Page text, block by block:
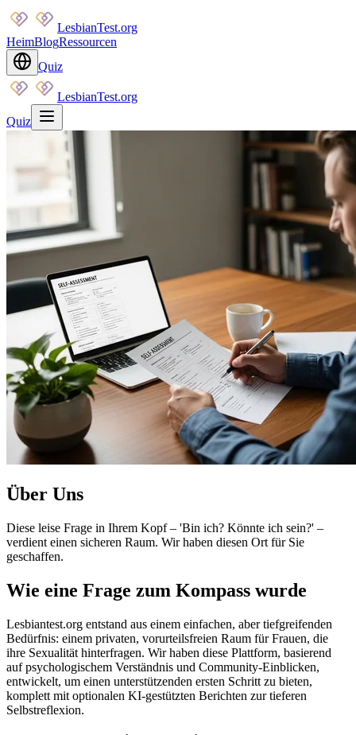
LesbianTest.org
HeimBlogRessourcen
Quiz
LesbianTest.org
Quiz
Über Uns
Diese leise Frage in Ihrem Kopf – 'Bin ich? Könnte ich sein?' –
verdient einen sicheren Raum. Wir haben diesen Ort für Sie
geschaffen.
Wie eine Frage zum Kompass wurde
Lesbiantest.org entstand aus einem einfachen, aber tiefgreifenden
Bedürfnis: einem privaten, vorurteilsfreien Raum für Frauen, die
ihre Sexualität hinterfragen. Wir haben diese Plattform, basierend
auf psychologischem Verständnis und Community-Einblicken,
entwickelt, um einen unterstützenden ersten Schritt zu bieten,
komplett mit optionalen KI-gestützten Berichten zur tieferen
Selbstreflexion.